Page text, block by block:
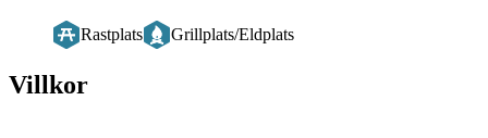
Rastplats Grillplats/Eldplats
Villkor